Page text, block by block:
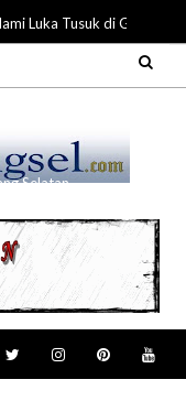
Luka Tusuk di Gading
Selatan